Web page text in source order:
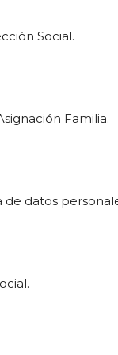
Social.
Familia.
de datos